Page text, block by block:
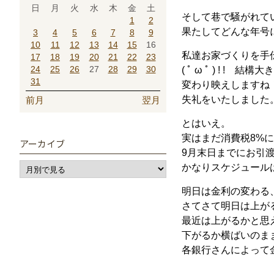
そして巷で騒がれて
果たしてどんな年号
私達お家づくりを手
( ﾟ ω ﾟ ) ! ! 結構大
変わり映えしますね
失礼をいたしました
とはいえ。
実はまだ消費税8%
9月末日までにお引
かなりスケジュール
明日は金利の変わる
さてさて明日は上が
最近は上がるかと思
下がるか横ばいのま
各銀行さんによって
日 月 火 水 木 金
土
1
2
3
4 5 6 7 8
9
10
11 12 13 14 15
16
17
18 19 20 21 22
23
24
25 26 27 28 29
30
31
前月 翌月
アーカイブ